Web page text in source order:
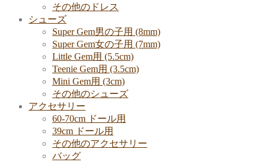
その他のドレス
シューズ
Super Gem男の子用 (8mm)
Super Gem女の子用 (7mm)
Little Gem用 (5.5cm)
Teenie Gem用 (3.5cm)
Mini Gem用 (3cm)
その他のシューズ
アクセサリー
60-70cm ドール用
39cm ドール用
その他のアクセサリー
バッグ